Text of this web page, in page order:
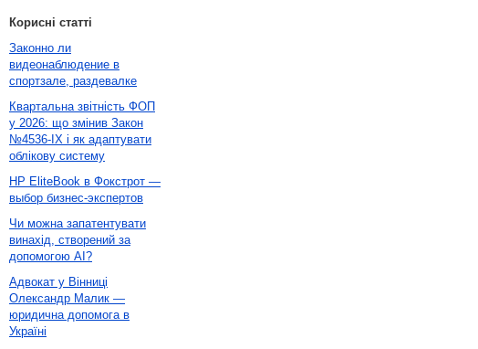
Корисні статті
Законно ли
видеонаблюдение в
спортзале, раздевалке
Квартальна звітність ФОП
у 2026: що змінив Закон
№4536-IX і як адаптувати
облікову систему
HP EliteBook в Фокстрот —
выбор бизнес-экспертов
Чи можна запатентувати
винахід, створений за
допомогою AI?
Адвокат у Вінниці
Олександр Малик —
юридична допомога в
Україні